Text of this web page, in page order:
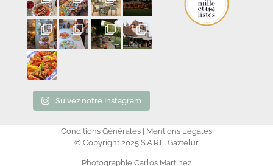
Suivez notre Instagram
Conditions Générales | Mentions Légales
© Copyright 2025 S.A.R.L. Gaztelur
Photographie Carlos Martinez